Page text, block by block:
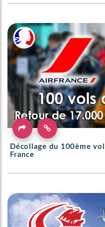
Décollage du 100ème
France